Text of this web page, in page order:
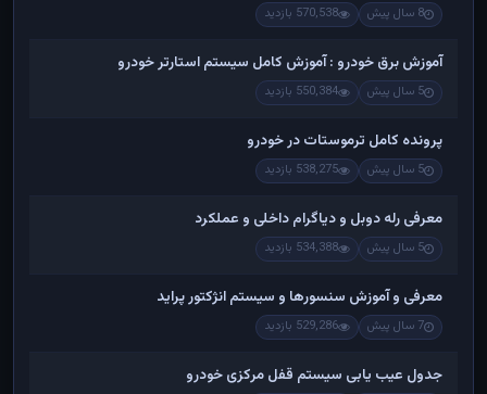
8 سال پیش 570,538 بازدید
آموزش برق خودرو : آموزش کامل سیستم استارتر خودرو
5 سال پیش 550,384 بازدید
پرونده کامل ترموستات در خودرو
5 سال پیش 538,275 بازدید
معرفی رله دوبل و دیاگرام داخلی و عملکرد
5 سال پیش 534,388 بازدید
معرفی و آموزش سنسورها و سیستم انژکتور پراید
7 سال پیش 529,286 بازدید
جدول عیب یابی سیستم قفل مرکزی خودرو